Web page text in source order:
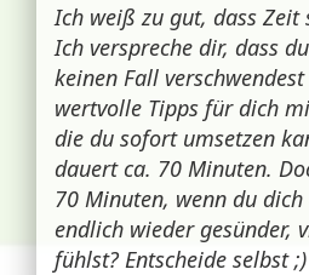
Ich weiß zu gut, dass Zeit
Ich verspreche dir, dass
keinen Fall
wertvolle Tipps für dich
die du sofort umsetzen
dauert ca. 70 Minuten.
70 Minuten, wenn du
endlich wieder gesünder,
fühlst? Entscheide selbst ;)